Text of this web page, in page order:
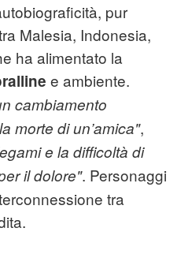
pur
Malesia, Indonesia,
ha alimentato la
e ambiente.
cambiamento
morte di un’amica",
e la difficoltà di
il dolore". Personaggi
tra